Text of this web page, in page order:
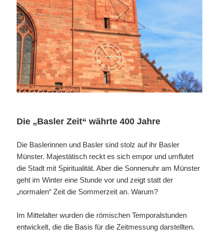
Die „Basler Zeit“ währte 400 Jahre
Die Baslerinnen und Basler sind stolz auf ihr Basler
Münster. Majestätisch reckt es sich empor und umflutet
die Stadt mit Spiritualität. Aber die Sonnenuhr am Münster
geht im Winter eine Stunde vor und zeigt statt der
„normalen“ Zeit die Sommerzeit an. Warum?
Im Mittelalter wurden die römischen Temporalstunden
entwickelt, die die Basis für die Zeitmessung darstellten.